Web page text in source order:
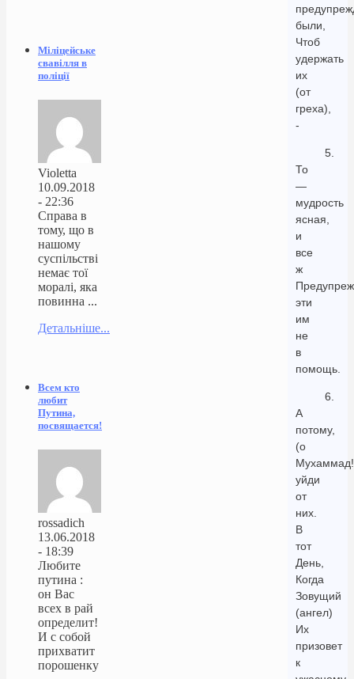
были,
Чтоб
удержать
их
(от
греха),
-
5.
То
—
мудрость
ясная,
и
все
ж
эти
им
не
в
помощь.
6.
А
потому,
(о
уйди
от
них.
В
тот
День,
Когда
Зовущий
(ангел)
Их
призовет
к
Міліцейське
свавілля в
поліції
Violetta
10.09.2018
- 22:36
Справа в
тому, що в
нашому
суспільстві
немає тої
моралі, яка
повинна ...
Детальніше...
Всем кто
любит
Путина,
посвящается!
rossadich
13.06.2018
- 18:39
Любите
путина :
он Вас
всех в рай
определит!
И с собой
прихватит
порошенку